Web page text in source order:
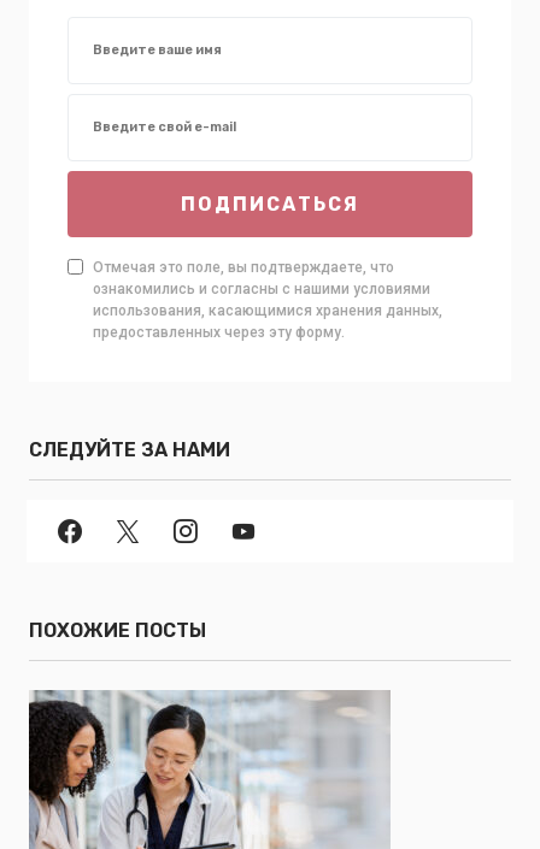
ПОДПИСАТЬСЯ
Отмечая это поле, вы подтверждаете, что
ознакомились и согласны с нашими условиями
использования, касающимися хранения данных,
предоставленных через эту форму.
СЛЕДУЙТЕ ЗА НАМИ
ПОХОЖИЕ ПОСТЫ